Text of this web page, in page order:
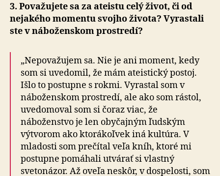
3. Považujete sa za ateistu celý život, či od
nejakého momentu svojho života? Vyrastali
ste v náboženskom prostredí?
„Nepovažujem sa. Nie je ani moment, kedy
som si uvedomil, že mám ateistický postoj.
Išlo to postupne s rokmi. Vyrastal som v
náboženskom prostredí, ale ako som rástol,
uvedomoval som si čoraz viac, že
náboženstvo je len obyčajným ľudským
výtvorom ako ktorákoľvek iná kultúra. V
mladosti som prečítal veľa kníh, ktoré mi
postupne pomáhali utvárať si vlastný
svetonázor. Až oveľa neskôr, v dospelosti, som